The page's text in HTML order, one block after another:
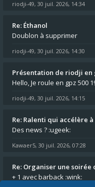
riodji-49, 30 juil. 2026, 14:34
Re: Éthanol
Doublon à supprimer
riodji-49, 30 juil. 2026, 14:30
Présentation de riodji en
riodji-49, 30 juil. 2026, 14:15
Re: Ralenti qui accélère
Des news ? :ugeek:
Kawaer5, 30 juil. 2026, 07:28
Re: Organiser une soirée
+ 1 avec barback :wink: